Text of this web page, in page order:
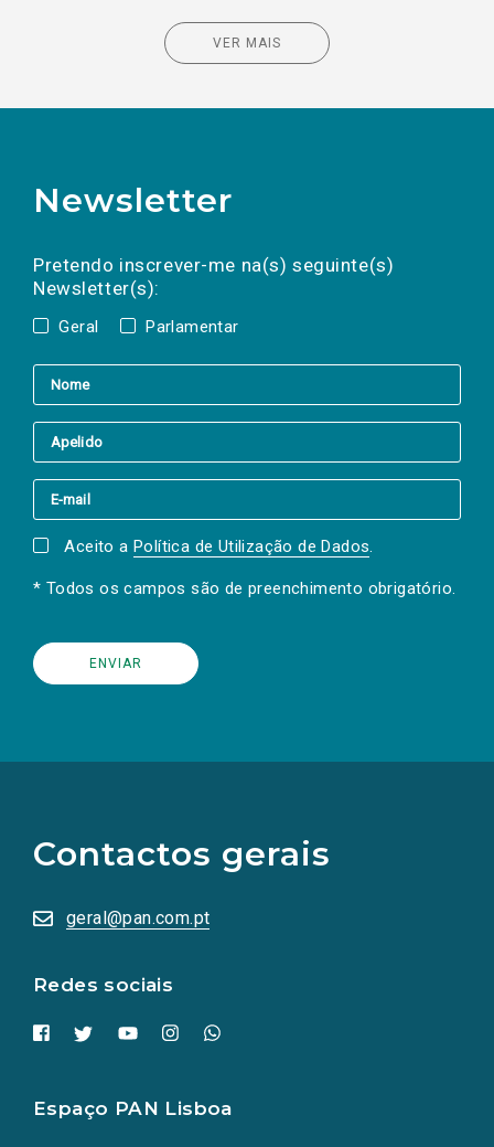
VER MAIS
Newsletter
Pretendo inscrever-me na(s) seguinte(s)
Newsletter(s):
Geral Parlamentar
a(s) newsletter(s).
mail
Aceito a Política de Utilização de Dados.
* Todos os campos são de preenchimento obrigatório.
Contactos gerais
geral@pan.com.pt
Redes sociais
redes
sociais
numa
nova
Espaço PAN Lisboa